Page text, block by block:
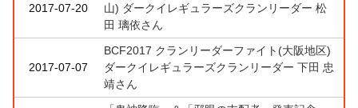
2017-07-20
山) ダークイレギュラーズクランリーダー 松
田 璃依さん
2017-07-07
BCF2017 クランリーダーファイト(大阪地区)
ダークイレギュラーズクランリーダー 下田 忠
靖さん